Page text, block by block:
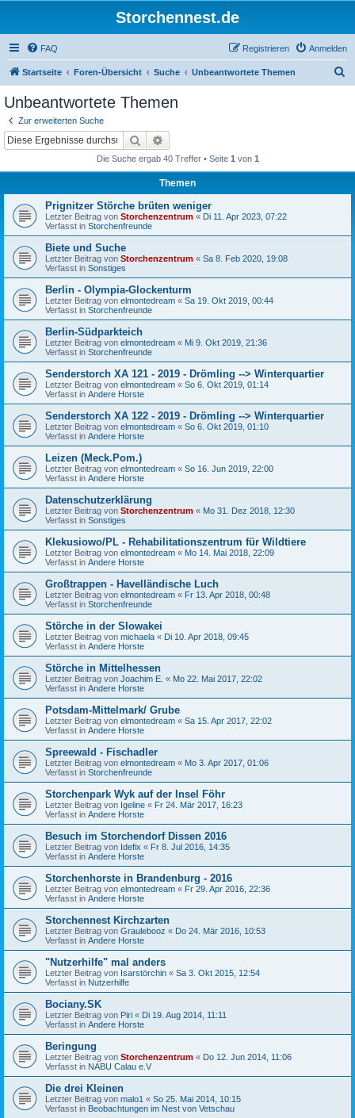
Storchennest.de
FAQ Anmelden
Registrieren
Startseite Foren-Übersicht Suche Unbeantwortete Themen
Unbeantwortete Themen
Zur erweiterten Suche
Suche
Die Suche ergab 40 Treffer • Seite 1 von 1
Themen
Prignitzer Störche brüten weniger
Letzter Beitrag von Storchenzentrum « Di 11. Apr 2023, 07:22
Verfasst in Storchenfreunde
Biete und Suche
Letzter Beitrag von Storchenzentrum « Sa 8. Feb 2020, 19:08
Verfasst in Sonstiges
Berlin - Olympia-Glockenturm
Letzter Beitrag von elmontedream « Sa 19. Okt 2019, 00:44
Verfasst in Storchenfreunde
Berlin-Südparkteich
Letzter Beitrag von elmontedream « Mi 9. Okt 2019, 21:36
Verfasst in Storchenfreunde
Senderstorch XA 121 - 2019 - Drömling --> Winterquartier
Letzter Beitrag von elmontedream « So 6. Okt 2019, 01:14
Verfasst in Andere Horste
Senderstorch XA 122 - 2019 - Drömling --> Winterquartier
Letzter Beitrag von elmontedream « So 6. Okt 2019, 01:10
Verfasst in Andere Horste
Leizen (Meck.Pom.)
Letzter Beitrag von elmontedream « So 16. Jun 2019, 22:00
Verfasst in Andere Horste
Datenschutzerklärung
Letzter Beitrag von Storchenzentrum « Mo 31. Dez 2018, 12:30
Verfasst in Sonstiges
Klekusiowo/PL - Rehabilitationszentrum für Wildtiere
Letzter Beitrag von elmontedream « Mo 14. Mai 2018, 22:09
Verfasst in Andere Horste
Großtrappen - Havelländische Luch
Letzter Beitrag von elmontedream « Fr 13. Apr 2018, 00:48
Verfasst in Storchenfreunde
Störche in der Slowakei
Letzter Beitrag von michaela « Di 10. Apr 2018, 09:45
Verfasst in Andere Horste
Störche in Mittelhessen
Letzter Beitrag von Joachim E. « Mo 22. Mai 2017, 22:02
Verfasst in Andere Horste
Potsdam-Mittelmark/ Grube
Letzter Beitrag von elmontedream « Sa 15. Apr 2017, 22:02
Verfasst in Andere Horste
Spreewald - Fischadler
Letzter Beitrag von elmontedream « Mo 3. Apr 2017, 01:06
Verfasst in Storchenfreunde
Storchenpark Wyk auf der Insel Föhr
Letzter Beitrag von Igeline « Fr 24. Mär 2017, 16:23
Verfasst in Andere Horste
Besuch im Storchendorf Dissen 2016
Letzter Beitrag von Idefix « Fr 8. Jul 2016, 14:35
Verfasst in Andere Horste
Storchenhorste in Brandenburg - 2016
Letzter Beitrag von elmontedream « Fr 29. Apr 2016, 22:36
Verfasst in Andere Horste
Storchennest Kirchzarten
Letzter Beitrag von Graulebooz « Do 24. Mär 2016, 10:53
Verfasst in Andere Horste
"Nutzerhilfe" mal anders
Letzter Beitrag von Isarstörchin « Sa 3. Okt 2015, 12:54
Verfasst in Nutzerhilfe
Bociany.SK
Letzter Beitrag von Piri « Di 19. Aug 2014, 11:11
Verfasst in Andere Horste
Beringung
Letzter Beitrag von Storchenzentrum « Do 12. Jun 2014, 11:06
Verfasst in NABU Calau e.V
Die drei Kleinen
Letzter Beitrag von malo1 « So 25. Mai 2014, 10:15
Verfasst in Beobachtungen im Nest von Vetschau